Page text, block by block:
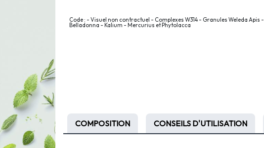
Code : - Visuel non contractuel - Complexes W314 - Granules Weleda Apis -
Belladonna - Kalium - Mercurius et Phytolacca
COMPOSITION CONSEILS D'UTILISATION